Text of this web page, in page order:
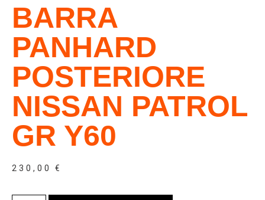
BARRA
PANHARD
POSTERIORE
NISSAN PATROL
GR Y60
230,00€